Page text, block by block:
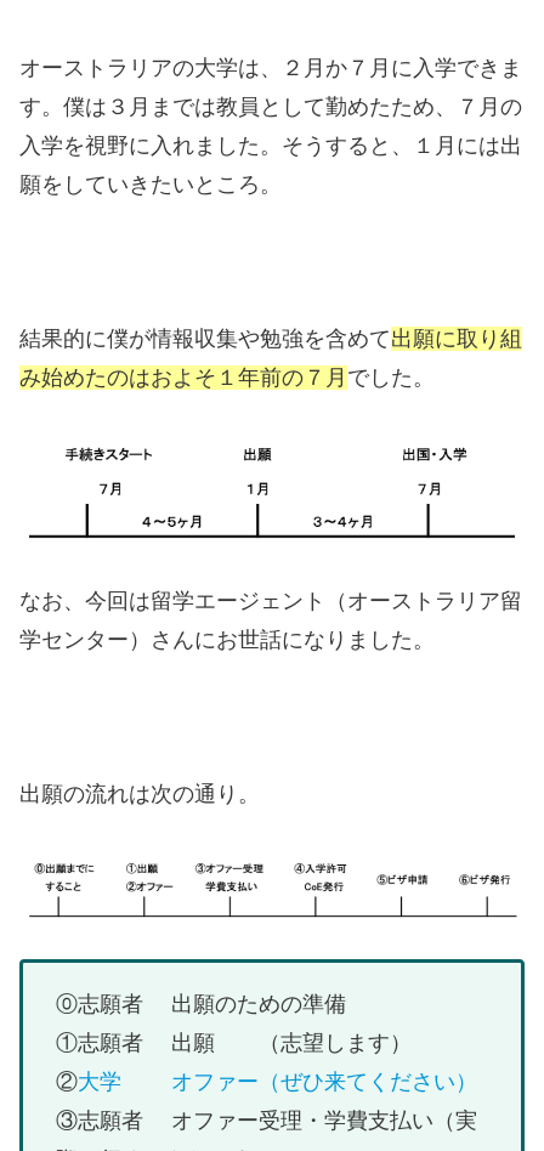
オーストラリアの大学は、２月か７月に入学できま
す。僕は３月までは教員として勤めたため、７月の
入学を視野に入れました。そうすると、１月には出
願をしていきたいところ。
結果的に僕が情報収集や勉強を含めて出願に取り組
み始めたのはおよそ１年前の７月 でした。
なお、今回は留学エージェント（オーストラリア留
学センター）さんにお世話になりました。
出願の流れは次の通り。
⓪志願者 出願のための準備
①志願者 出願 （志望します）
②大学 オファー（ぜひ来てください）
③志願者 オファー受理・学費支払い（実